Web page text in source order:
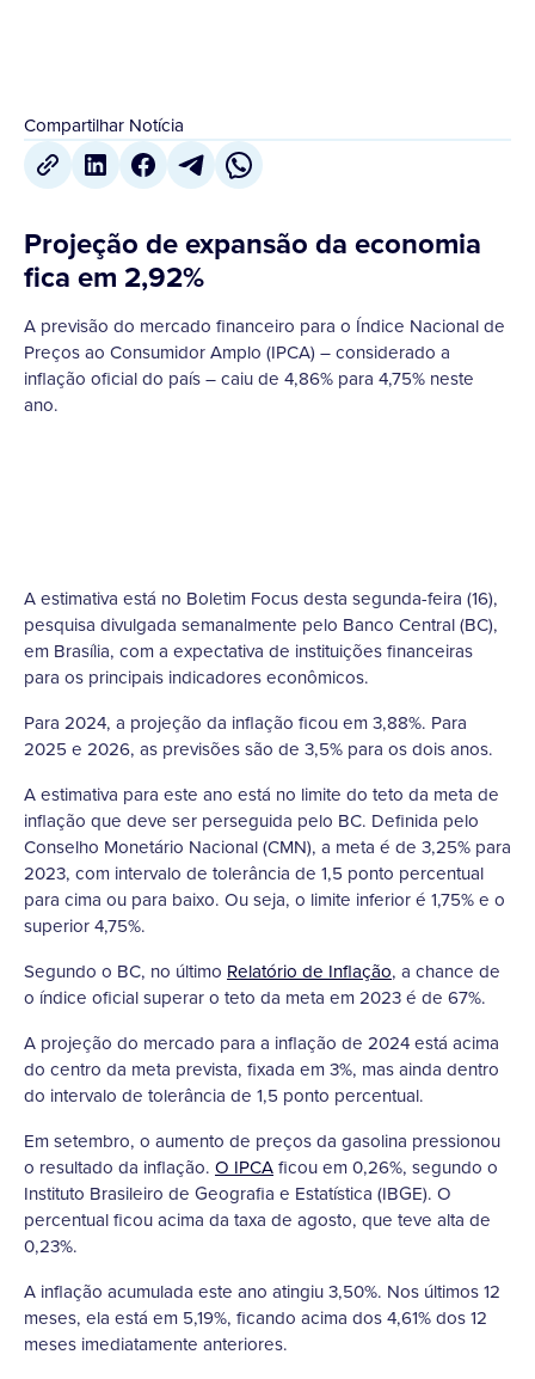
Compartilhar Notícia
Projeção de expansão da economia
fica em 2,92%
A previsão do mercado financeiro para o Índice Nacional de
Preços ao Consumidor Amplo (IPCA) – considerado a
inflação oficial do país – caiu de 4,86% para 4,75% neste
ano.
A estimativa está no Boletim Focus desta segunda-feira (16),
pesquisa divulgada semanalmente pelo Banco Central (BC),
em Brasília, com a expectativa de instituições financeiras
para os principais indicadores econômicos.
Para 2024, a projeção da inflação ficou em 3,88%. Para
2025 e 2026, as previsões são de 3,5% para os dois anos.
A estimativa para este ano está no limite do teto da meta de
inflação que deve ser perseguida pelo BC. Definida pelo
Conselho Monetário Nacional (CMN), a meta é de 3,25% para
2023, com intervalo de tolerância de 1,5 ponto percentual
para cima ou para baixo. Ou seja, o limite inferior é 1,75% e o
superior 4,75%.
Segundo o BC, no último Relatório de Inflação, a chance de
o índice oficial superar o teto da meta em 2023 é de 67%.
A projeção do mercado para a inflação de 2024 está acima
do centro da meta prevista, fixada em 3%, mas ainda dentro
do intervalo de tolerância de 1,5 ponto percentual.
Em setembro, o aumento de preços da gasolina pressionou
o resultado da inflação. O IPCAficou em 0,26%, segundo o
Instituto Brasileiro de Geografia e Estatística (IBGE). O
percentual ficou acima da taxa de agosto, que teve alta de
0,23%.
A inflação acumulada este ano atingiu 3,50%. Nos últimos 12
meses, ela está em 5,19%, ficando acima dos 4,61% dos 12
meses imediatamente anteriores.